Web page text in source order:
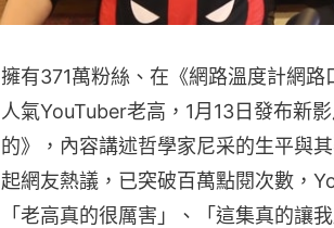
擁有371萬粉絲、在《網路溫度計網
人氣YouTuber老高，1月13日發布新
的》，內容講述哲學家尼采的生平與
起網友熱議，已突破百萬點閱次數，
「老高真的很厲害」、「這集真的讓